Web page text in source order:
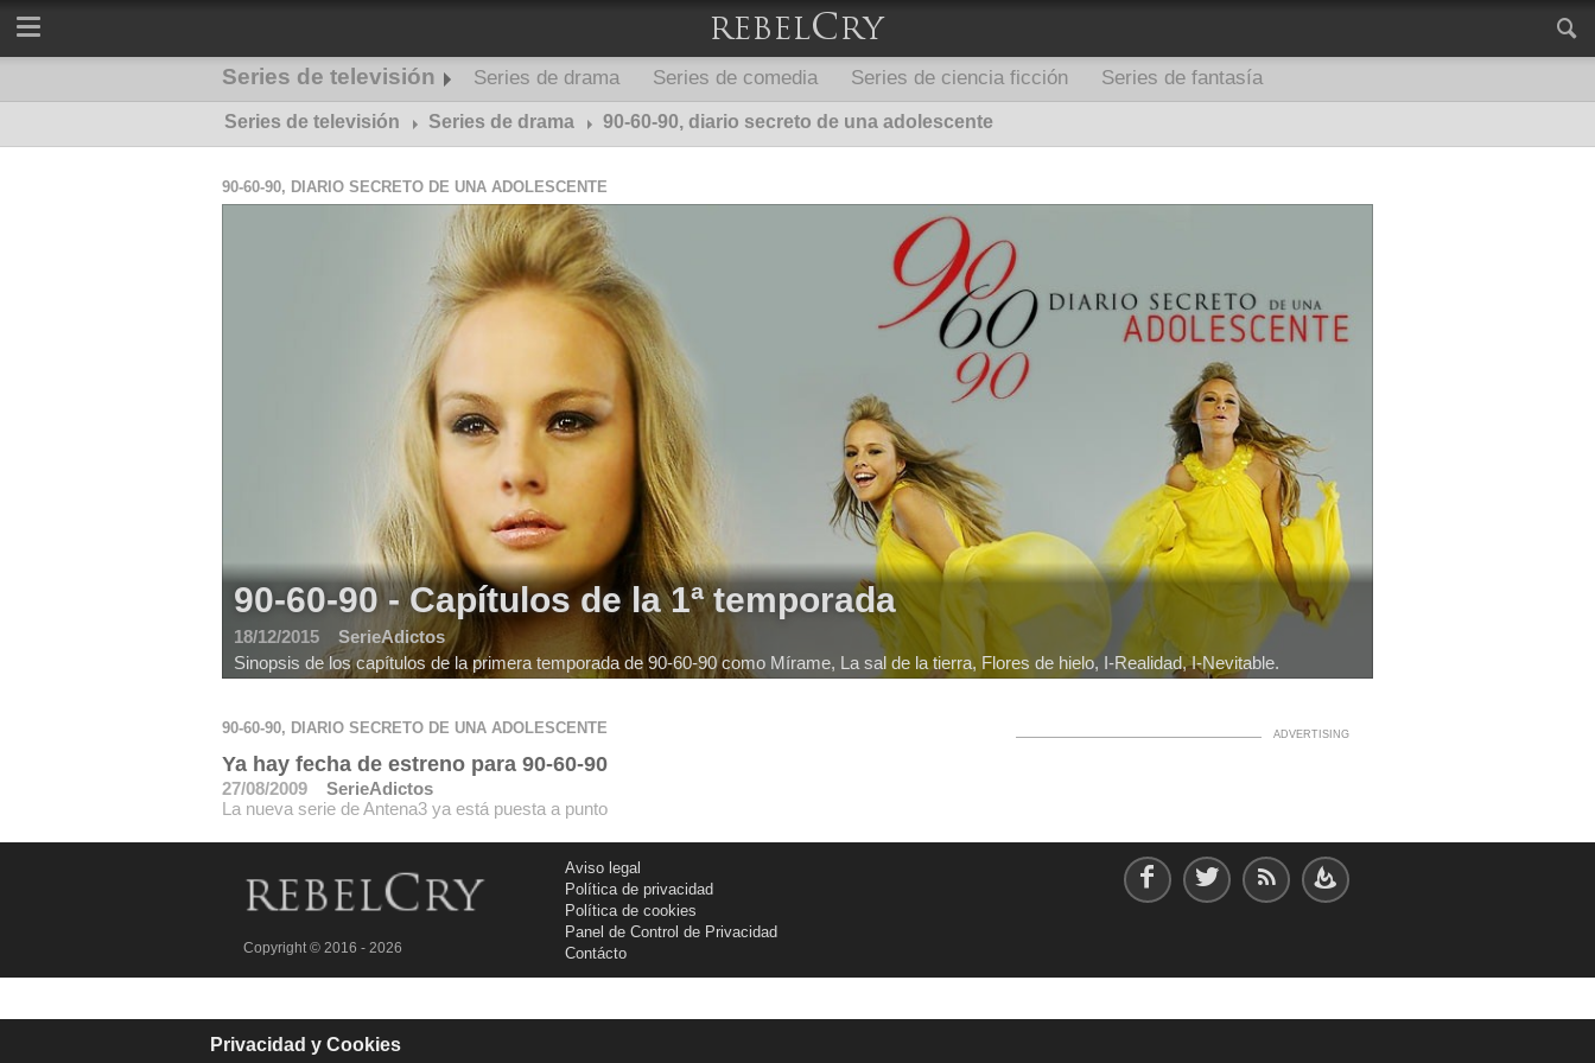
Series de televisión Series de drama Series de comedia Series de ciencia ficción
Series de fantasía
Series de misterio
Series de televisión Series de drama 90-60-90, diario secreto de una adolescente
90-60-90, DIARIO SECRETO DE UNA ADOLESCENTE
90-60-90 - Capítulos de la 1ª temporada
18/12/2015
SerieAdictos
Sinopsis de los capítulos de la primera temporada de 90-60-90 como Mírame, La sal de la tierra, Flores de hielo, I-Realidad, I-Nevitable.
90-60-90, DIARIO SECRETO DE UNA ADOLESCENTE
Ya hay fecha de estreno para 90-60-90
27/08/2009
SerieAdictos
La nueva serie de Antena3 ya está puesta a punto
Copyright © 2016 - 2026
Aviso legal
Política de privacidad
Política de cookies
Panel de Control de Privacidad
Contácto
Privacidad y Cookies